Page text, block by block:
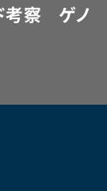
考察 ゲノ